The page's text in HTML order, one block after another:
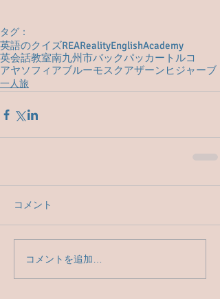
タグ：
英語のクイズREARealityEnglishAcademy
英会話教室南九州市バックパッカー トルコ
アヤソフィアブルーモスクアザーン ヒジャーブ
一人旅
コメント
コメントを追加…